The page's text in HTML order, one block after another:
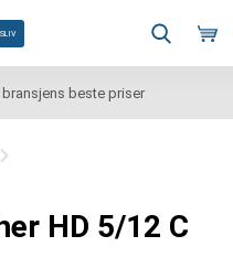
på norsk
HD 5/12 C